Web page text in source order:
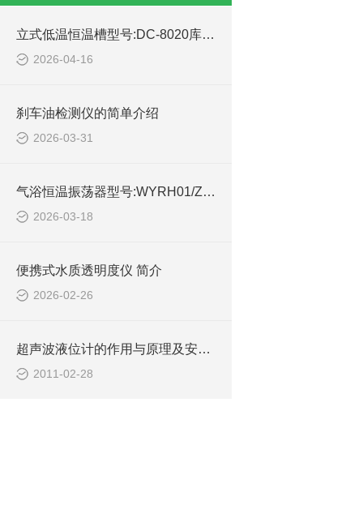
立式低温恒温槽型号:DC-8020库号：M413303的简单介绍
2026-04-16
刹车油检测仪的简单介绍
2026-03-31
气浴恒温振荡器型号:WYRH01/ZXQZDQ-WFHX的技术简介
2026-03-18
便携式水质透明度仪 简介
2026-02-26
超声波液位计的作用与原理及安装事项
2011-02-28